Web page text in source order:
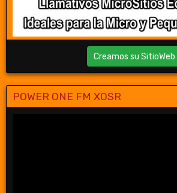
Creamos su SitioWeb
POWER ONE FM XOSR